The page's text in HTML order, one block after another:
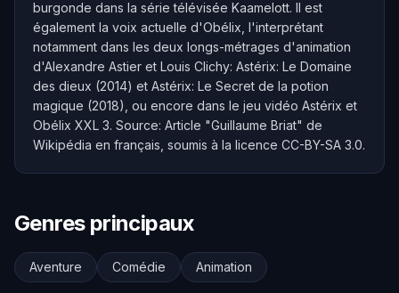
burgonde dans la série télévisée Kaamelott. Il est
également la voix actuelle d'Obélix, l'interprétant
notamment dans les deux longs-métrages d'animation
d'Alexandre Astier et Louis Clichy: Astérix: Le Domaine
des dieux (2014) et Astérix: Le Secret de la potion
magique (2018), ou encore dans le jeu vidéo Astérix et
Obélix XXL 3. Source: Article "Guillaume Briat" de
Wikipédia en français, soumis à la licence CC-BY-SA 3.0.
Genres principaux
Aventure Comédie Animation